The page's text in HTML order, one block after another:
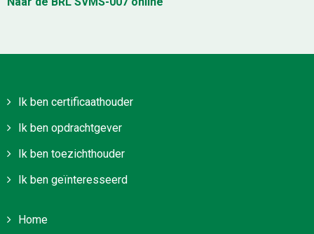
Ik ben certificaathouder
Ik ben opdrachtgever
Ik ben toezichthouder
Ik ben geïnteresseerd
Home